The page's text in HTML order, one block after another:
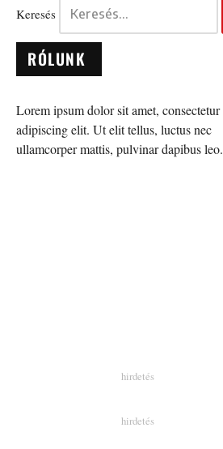
Keresés
RÓLUNK
Lorem ipsum dolor sit amet, consectetur
adipiscing elit. Ut elit tellus, luctus nec
ullamcorper mattis, pulvinar dapibus leo.